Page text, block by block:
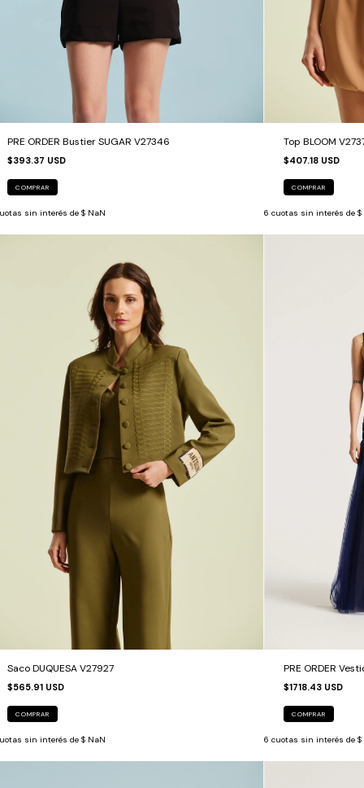
PRE ORDER Bustier SUGAR V27346
$393.37 USD
COMPRAR
sin interés de $ NaN
Top BLOOM
$407.18 USD
COMPRAR
6 cuotas sin interés de $
Saco DUQUESA V27927
$565.91 USD
COMPRAR
sin interés de $ NaN
PRE ORDER
$1718.43 USD
COMPRAR
6 cuotas sin interés de $